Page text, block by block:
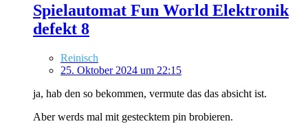
Spielautomat Fun World Elektronik
defekt 8
Reinisch
25. Oktober 2024 um 22:15
ja, hab den so bekommen, vermute das das absicht ist.
Aber werds mal mit gestecktem pin brobieren.